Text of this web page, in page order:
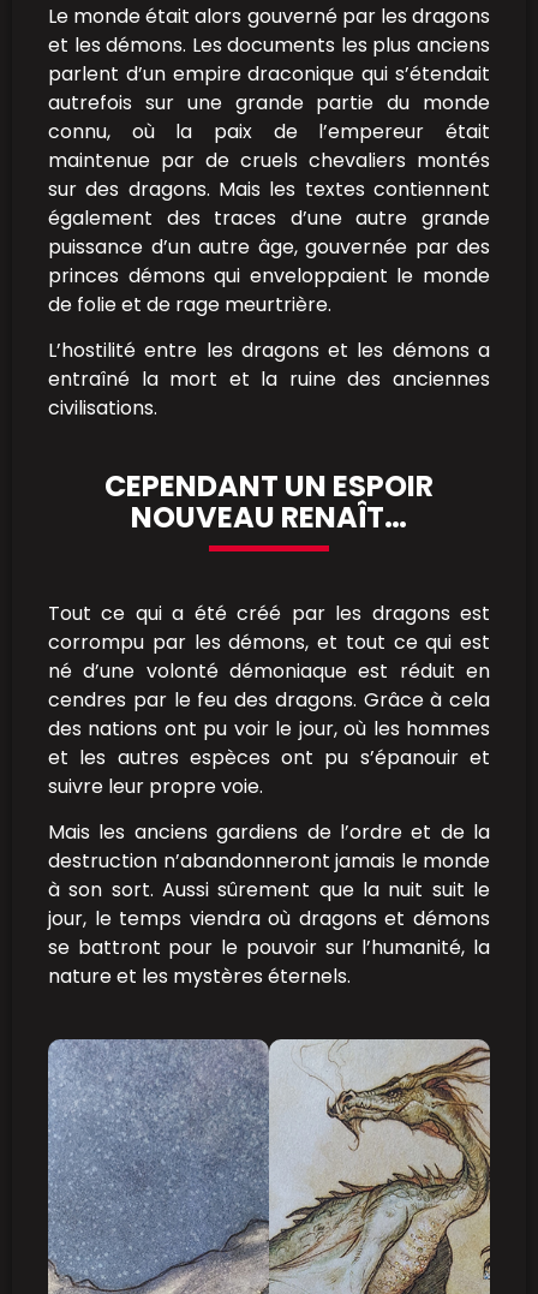
Le monde était alors gouverné par les dragons
et les démons. Les documents les plus anciens
parlent d’un empire draconique qui s’étendait
autrefois sur une grande partie du monde
connu, où la paix de l’empereur était
maintenue par de cruels chevaliers montés
sur des dragons. Mais les textes contiennent
également des traces d’une autre grande
puissance d’un autre âge, gouvernée par des
princes démons qui enveloppaient le monde
de folie et de rage meurtrière.
L’hostilité entre les dragons et les démons a
entraîné la mort et la ruine des anciennes
civilisations.
CEPENDANT UN ESPOIR
NOUVEAU RENAÎT…
Tout ce qui a été créé par les dragons est
corrompu par les démons, et tout ce qui est
né d’une volonté démoniaque est réduit en
cendres par le feu des dragons. Grâce à cela
des nations ont pu voir le jour, où les hommes
et les autres espèces ont pu s’épanouir et
suivre leur propre voie.
Mais les anciens gardiens de l’ordre et de la
destruction n’abandonneront jamais le monde
à son sort. Aussi sûrement que la nuit suit le
jour, le temps viendra où dragons et démons
se battront pour le pouvoir sur l’humanité, la
nature et les mystères éternels.